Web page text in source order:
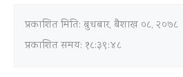
प्रकाशित मिति: बुधबार, बैशाख ०८, २०७८
प्रकाशित समय: १८:३९:४८